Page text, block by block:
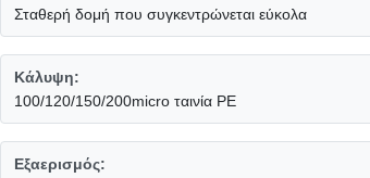
Σταθερή δομή που συγκεντρώνεται εύκολα
Κάλυψη:
100/120/150/200micro ταινία PE
Εξαερισμός: